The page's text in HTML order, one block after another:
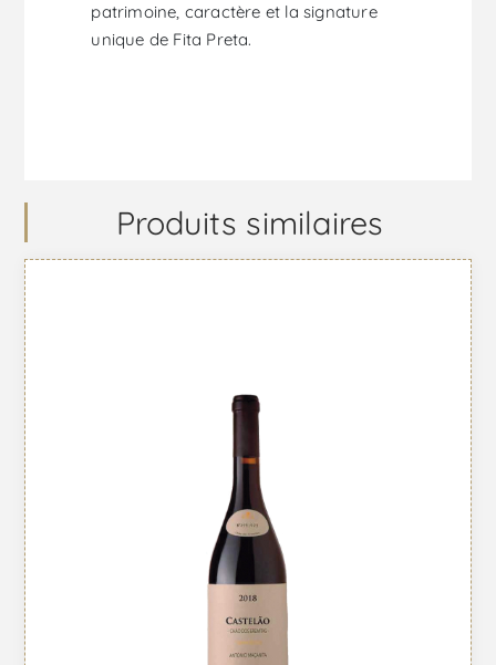
patrimoine, caractère et la signature
unique de Fita Preta.
Produits similaires